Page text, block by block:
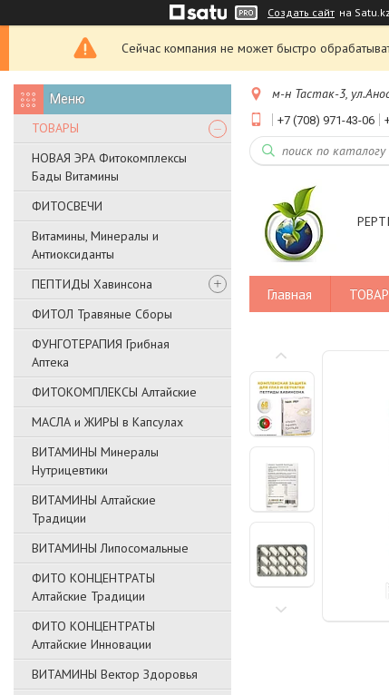
Создать сайт на
Сейчас компания не может быстро
ТОВАРЫ
НОВАЯ ЭРА Фитокомплексы
Бады Витамины
ФИТОСВЕЧИ
Витамины, Минералы и
Антиоксиданты
ПЕПТИДЫ Хавинсона
ФИТОЛ Травяные Сборы
ФУНГОТЕРАПИЯ Грибная
Аптека
ФИТОКОМПЛЕКСЫ Алтайские
МАСЛА и ЖИРЫ в Капсулах
ВИТАМИНЫ Минералы
Нутрицевтики
ВИТАМИНЫ Алтайские
Традиции
ВИТАМИНЫ Липосомальные
ФИТО КОНЦЕНТРАТЫ
Алтайские Традиции
ФИТО КОНЦЕНТРАТЫ
Алтайские Инновации
ВИТАМИНЫ Вектор Здоровья
м-н Тастак-3,
+7 (708) 971-43-06
Главная